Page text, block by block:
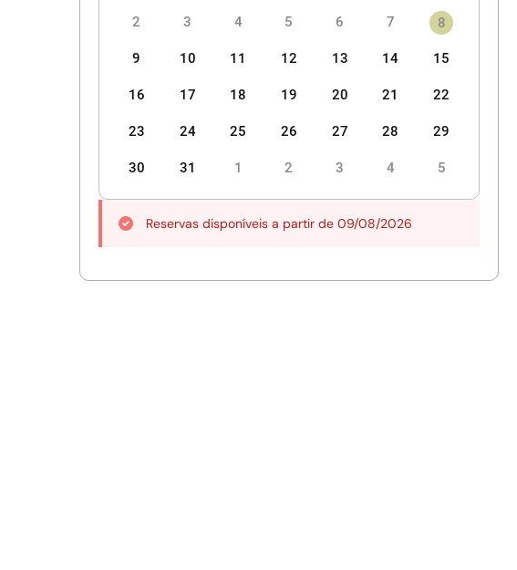
agroecológica
2 3 4 5 6 7 8
9 10 11 12 13 14 15
16 17 18 19 20 21 22
23 24 25 26 27 28 29
30 31 1 2 3 4 5
Reservas disponíveis a partir de 09/08/2026